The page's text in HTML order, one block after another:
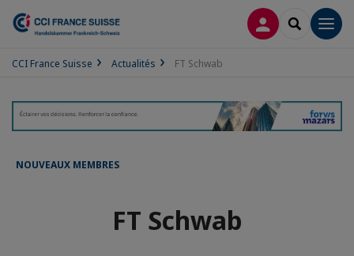
CONNEXION
CCI France Suisse Actualités FT Schwab
NOUVEAUX MEMBRES
FT Schwab